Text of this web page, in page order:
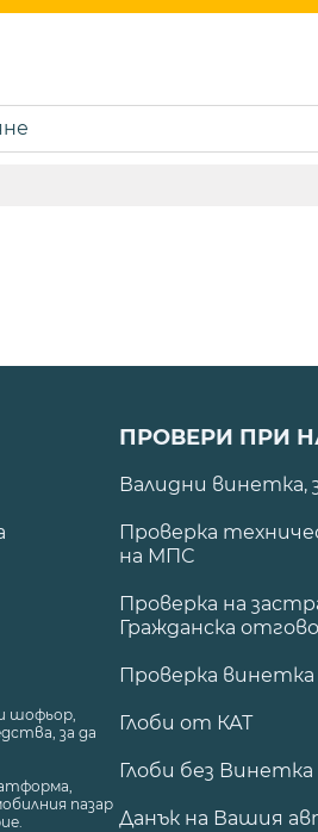
шофьор,
за да
пазар
ПРОВЕРИ ПРИ
Валидни винетка,
Проверка
на МПС
Проверка на
Гражданска
Проверка винетка
Глоби от КАТ
Глоби без Винетка
Данък на Вашия